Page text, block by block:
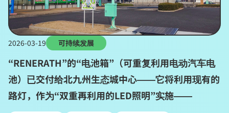
2026-03-19 可持续发展
“RENERATH”的“电池箱”（可重复利用电动汽车电
池）已交付给北九州生态城中心——它将利用现有的
路灯，作为“双重再利用的LED照明”实施——